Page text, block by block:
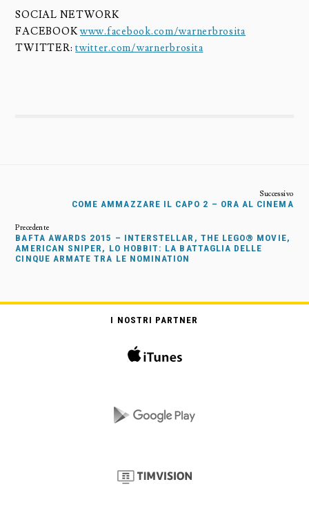
SOCIAL NETWORK
FACEBOOKwww.facebook.com/warnerbrosita
TWITTER:twitter.com/warnerbrosita
COME AMMAZZARE IL CAPO 2 – ORA AL CINEMA
BAFTA AWARDS 2015 – INTERSTELLAR, THE LEGO® MOVIE,
AMERICAN SNIPER, LO HOBBIT: LA BATTAGLIA DELLE
CINQUE ARMATE TRA LE NOMINATION
I NOSTRI PARTNER